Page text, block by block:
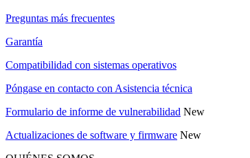
Preguntas más frecuentes
Garantía
Compatibilidad con sistemas operativos
Póngase en contacto con Asistencia técnica
Formulario de informe de vulnerabilidad New
Actualizaciones de software y firmware New